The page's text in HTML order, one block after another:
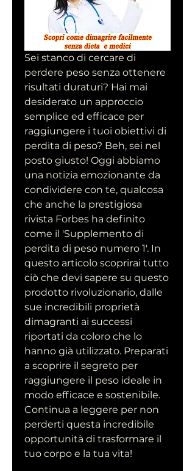
Sei stanco di cercare di
perdere peso senza ottenere
risultati duraturi? Hai mai
desiderato un approccio
semplice ed efficace per
raggiungere i tuoi obiettivi di
perdita di peso? Beh, sei nel
posto giusto! Oggi abbiamo
una notizia emozionante da
condividere con te, qualcosa
che anche la prestigiosa
rivista Forbes ha definito
come il 'Supplemento di
perdita di peso numero 1'. In
questo articolo scoprirai tutto
ciò che devi sapere su questo
prodotto rivoluzionario, dalle
sue incredibili proprietà
dimagranti ai successi
riportati da coloro che lo
hanno già utilizzato. Preparati
a scoprire il segreto per
raggiungere il peso ideale in
modo efficace e sostenibile.
Continua a leggere per non
perderti questa incredibile
opportunità di trasformare il
tuo corpo e la tua vita!